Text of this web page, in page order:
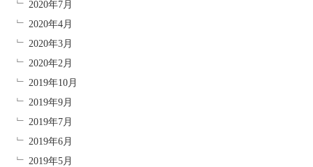
2020年7月
2020年4月
2020年3月
2020年2月
2019年10月
2019年9月
2019年7月
2019年6月
2019年5月